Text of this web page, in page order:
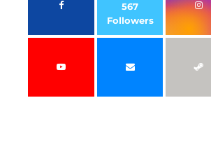
567
Followers